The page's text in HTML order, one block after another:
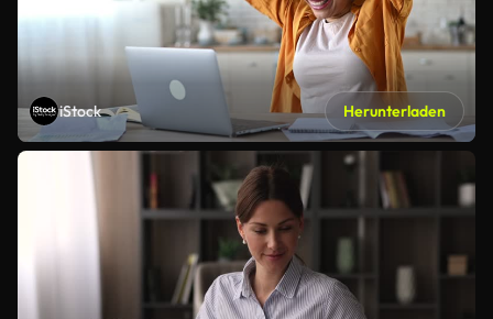
iStock Herunterladen